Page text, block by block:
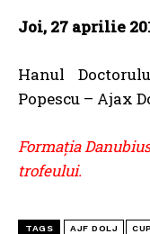
Joi, 27 aprilie
Hanul
Popescu – Ajax
Formația
trofeului.
TAGS AJF DOLJ